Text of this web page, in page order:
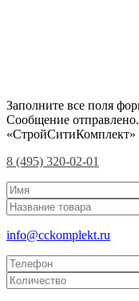
Заполните все поля
Сообщение
«СтройСитиКомплект»
8 (495) 320-02-01
info@cckomplekt.ru